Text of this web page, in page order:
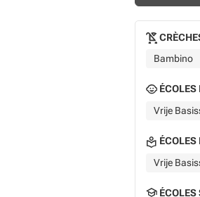
Bambino
ÉCOLES
Vrije
ÉCOLES
Vrije
ÉCOLES